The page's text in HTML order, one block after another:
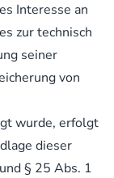
Interesse an
zur technisch
seiner
von
wurde, erfolgt
dieser
§ 25 Abs. 1